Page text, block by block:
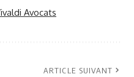
Avocats
ARTICLE SUIVANT